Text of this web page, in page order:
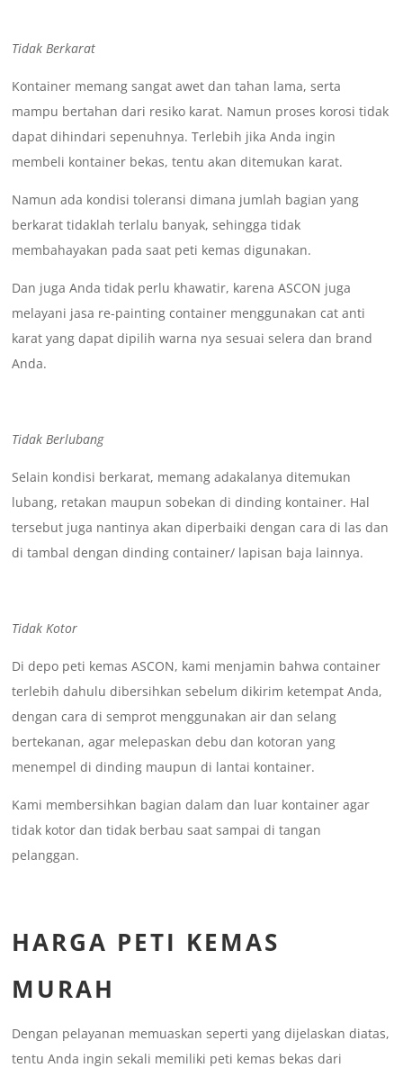
Tidak Berkarat
Kontainer memang sangat awet dan tahan lama, serta
mampu bertahan dari resiko karat. Namun proses korosi tidak
dapat dihindari sepenuhnya. Terlebih jika Anda ingin
membeli kontainer bekas, tentu akan ditemukan karat.
Namun ada kondisi toleransi dimana jumlah bagian yang
berkarat tidaklah terlalu banyak, sehingga tidak
membahayakan pada saat peti kemas digunakan.
Dan juga Anda tidak perlu khawatir, karena ASCON juga
melayani jasa re-painting container menggunakan cat anti
karat yang dapat dipilih warna nya sesuai selera dan brand
Anda.
Tidak Berlubang
Selain kondisi berkarat, memang adakalanya ditemukan
lubang, retakan maupun sobekan di dinding kontainer. Hal
tersebut juga nantinya akan diperbaiki dengan cara di las dan
di tambal dengan dinding container/ lapisan baja lainnya.
Tidak Kotor
Di depo peti kemas ASCON, kami menjamin bahwa container
terlebih dahulu dibersihkan sebelum dikirim ketempat Anda,
dengan cara di semprot menggunakan air dan selang
bertekanan, agar melepaskan debu dan kotoran yang
menempel di dinding maupun di lantai kontainer.
Kami membersihkan bagian dalam dan luar kontainer agar
tidak kotor dan tidak berbau saat sampai di tangan
pelanggan.
HARGA PETI KEMAS
MURAH
Dengan pelayanan memuaskan seperti yang dijelaskan diatas,
tentu Anda ingin sekali memiliki peti kemas bekas dari